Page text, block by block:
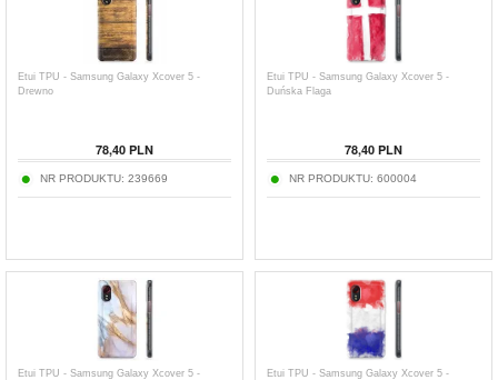
Etui TPU - Samsung Galaxy Xcover 5 -
Drewno
78,40 PLN
NR PRODUKTU: 239669
Etui TPU - Samsung Galaxy Xcover 5 -
Duńska Flaga
78,40 PLN
NR PRODUKTU: 600004
Etui TPU - Samsung Galaxy Xcover 5 -
Etui TPU - Samsung Galaxy Xcover 5 -